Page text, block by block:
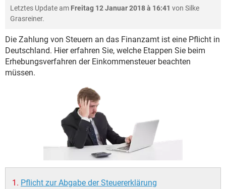
LEXIKON
Letztes Update am Freitag 12 Januar 2018 à 16:41 von Silke
Grasreiner.
Die Zahlung von Steuern an das Finanzamt ist eine Pflicht in
Deutschland. Hier erfahren Sie, welche Etappen Sie beim
Erhebungsverfahren der Einkommensteuer beachten
müssen.
Pflicht zur Abgabe der Steuererklärung